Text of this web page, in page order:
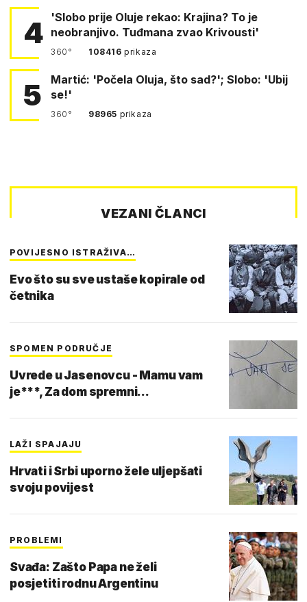
4
'Slobo prije Oluje rekao: Krajina? To je
neobranjivo. Tuđmana zvao Krivousti'
360° 108416prikaza
5
Martić: 'Počela Oluja, što sad?'; Slobo: 'Ubij
se!'
360° 98965 prikaza
VEZANI ČLANCI
POVIJESNO ISTRAŽIVA…
Evo što su sve ustaše kopirale od
četnika
SPOMEN PODRUČJE
Uvrede u Jasenovcu - Mamu vam
je***, Za dom spremni...
LAŽI SPAJAJU
Hrvati i Srbi uporno žele uljepšati
svoju povijest
PROBLEMI
Svađa: Zašto Papa ne želi
posjetiti rodnu Argentinu